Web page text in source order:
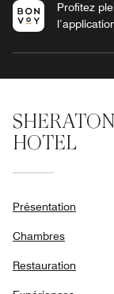
Profitez
HOTEL
Présentation
Chambres
Restauration